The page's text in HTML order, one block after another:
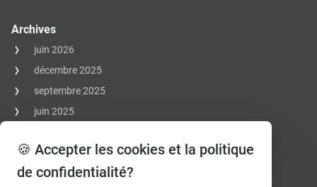
Archives
juin 2026
décembre 2025
septembre 2025
juin 2025
mars 2025
janvier 2025
🍪 Accepter les cookies et la politique
de confidentialité?